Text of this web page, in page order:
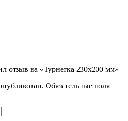
отзыв на «Турнетка 230х200 мм»
Обязательные поля